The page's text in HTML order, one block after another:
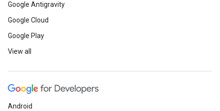
Google Antigravity
Google Cloud
Google Play
View all
Android